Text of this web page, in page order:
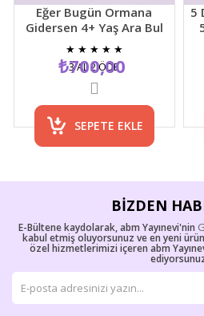
Eğer Bugün Ormana
Gidersen 4+ Yaş Ara Bul
Resimli Çocuk Etkinlik
Kitabı
★ ★ ★ ★ ★
₺700,00
SEPETE EKLE
3 AL 2 ÖDE
5
BIZDEN
E-Bültene kaydolarak, abm Yayınevi'nin
kabul etmiş oluyorsunuz ve en yeni
özel hizmetlerimizi içeren abm